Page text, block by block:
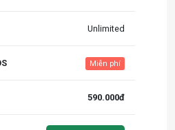
Unlimited
Miễn phí
590.000đ